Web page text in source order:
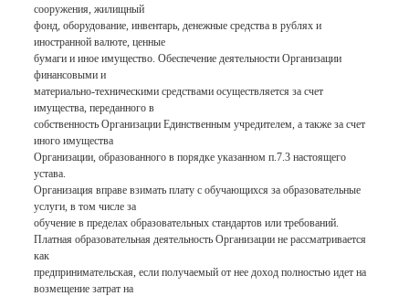
сооружения, жилищный
фонд, оборудование, инвентарь, денежные средства в рублях и
иностранной валюте, ценные
бумаги и иное имущество. Обеспечение деятельности Организации
финансовыми и
материально-техническими средствами осуществляется за счет
имущества, переданного в
собственность Организации Единственным учредителем, а также за счет
иного имущества
Организации, образованного в порядке указанном п.7.3 настоящего
устава.
Организация вправе взимать плату с обучающихся за образовательные
услуги, в том числе за
обучение в пределах образовательных стандартов или требований.
Платная образовательная деятельность Организации не рассматривается
как
предпринимательская, если получаемый от нее доход полностью идет на
возмещение затрат на